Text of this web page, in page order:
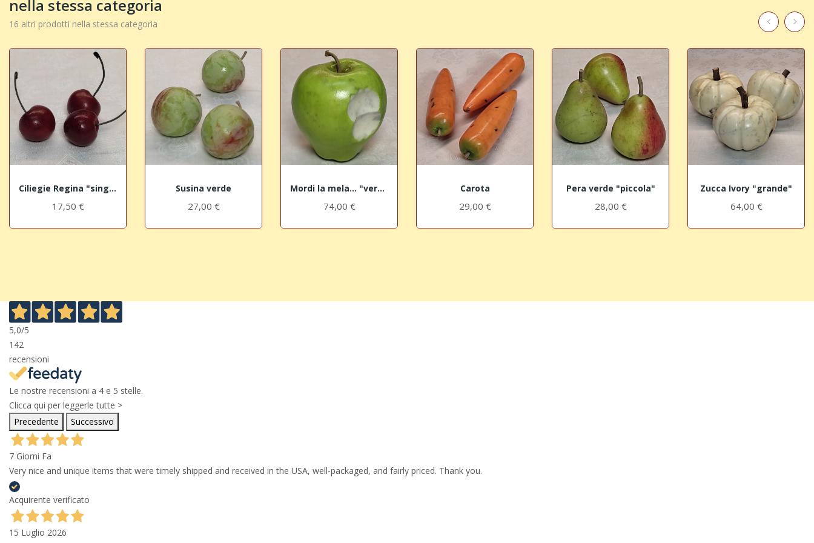
nella stessa categoria
16 altri prodotti nella stessa categoria
Ciliegie Regina "singole"
17,50 €
Susina verde
27,00 €
Mordi la mela... "verde"
74,00 €
Carota
29,00 €
Pera verde "piccola"
28,00 €
Zucca Ivory "grande"
64,00 €
5,0/5
142
recensioni
Le nostre recensioni a 4 e 5 stelle.
Clicca qui per leggerle tutte >
Precedente
Successivo
7 Giorni Fa
Very nice and unique items that were timely shipped and received in the USA, well-packaged, and fairly priced. Thank you.
Acquirente verificato
15 Luglio 2026